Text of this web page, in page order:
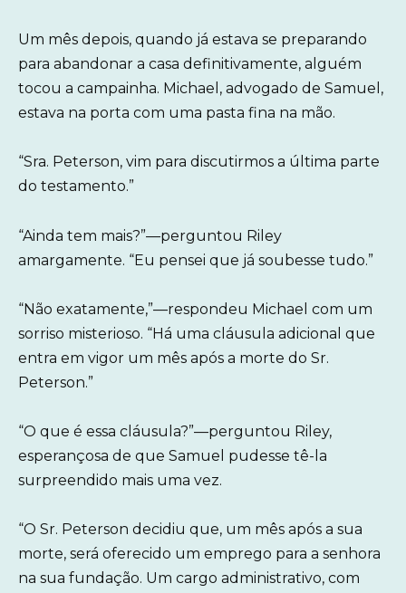
Um mês depois, quando já estava se preparando
para abandonar a casa definitivamente, alguém
tocou a campainha. Michael, advogado de Samuel,
estava na porta com uma pasta fina na mão.
“Sra. Peterson, vim para discutirmos a última parte
do testamento.”
“Ainda tem mais?”—perguntou Riley
amargamente. “Eu pensei que já soubesse tudo.”
“Não exatamente,”—respondeu Michael com um
sorriso misterioso. “Há uma cláusula adicional que
entra em vigor um mês após a morte do Sr.
Peterson.”
“O que é essa cláusula?”—perguntou Riley,
esperançosa de que Samuel pudesse tê-la
surpreendido mais uma vez.
“O Sr. Peterson decidiu que, um mês após a sua
morte, será oferecido um emprego para a senhora
na sua fundação. Um cargo administrativo, com